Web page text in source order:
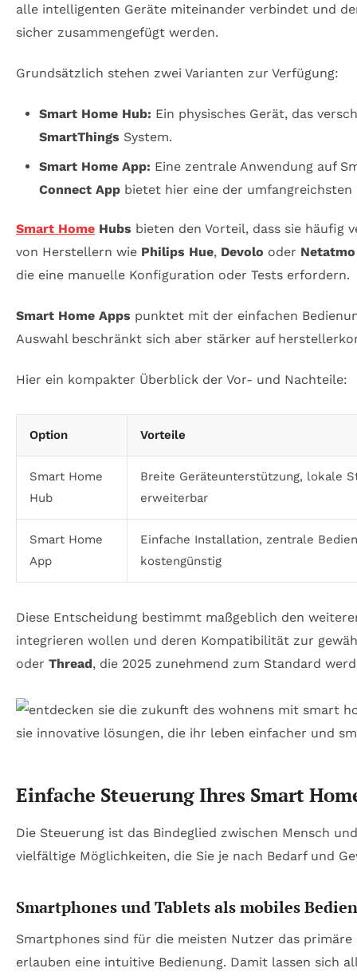
alle intelligenten Geräte miteinander verbindet und
sicher zusammengefügt werden.
Grundsätzlich stehen zwei Varianten zur Verfügung:
Smart Home Hub: Ein physisches Gerät, das
SmartThings System.
Smart Home App: Eine zentrale Anwendung auf
Connect Appbietet hier eine der
Smart Home Hubs bieten den Vorteil, dass sie häufig
von Herstellern wie Philips Hue, Devolo oder Netatmo
die eine manuelle Konfiguration oder Tests erfordern.
Smart Home Apps punktet mit der einfachen
Auswahl beschränkt sich aber stärker auf
Hier ein kompakter Überblick der Vor- und Nachteile:
Option Vorteile
Smart Home
Hub
Breite Geräteunterstützung, lokale
erweiterbar
Smart Home
App
Einfache Installation, zentrale
kostengünstig
Diese Entscheidung bestimmt maßgeblich den
integrieren wollen und deren Kompatibilität zur
oder Thread, die 2025 zunehmend zum Standard
Einfache Steuerung Ihres Smart
Die Steuerung ist das Bindeglied zwischen Mensch
vielfältige Möglichkeiten, die Sie je nach Bedarf und
Smartphones und Tablets als mobiles
Smartphones sind für die meisten Nutzer das
erlauben eine intuitive Bedienung. Damit lassen sich